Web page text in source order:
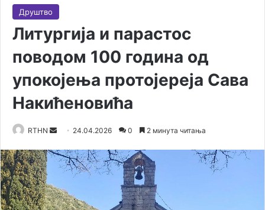
Друштво
Литургија и парастос
поводом 100 година од
упокојења протојереја Сава
Накићеновића
RTHN
n
a
n
24.04.2026 0 2 минута читања